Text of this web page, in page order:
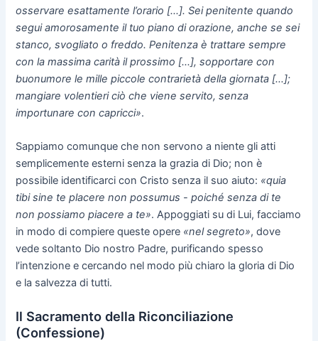
osservare esattamente l’orario [...]. Sei penitente quando
segui amorosamente il tuo piano di orazione, anche se sei
stanco, svogliato o freddo. Penitenza è trattare sempre
con la massima carità il prossimo [...], sopportare con
buonumore le mille piccole contrarietà della giornata [...];
mangiare volentieri ciò che viene servito, senza
importunare con capricci».
Sappiamo comunque che non servono a niente gli atti
semplicemente esterni senza la grazia di Dio; non è
possibile identificarci con Cristo senza il suo aiuto: «quia
tibi sine te placere non possumus - poiché senza di te
non possiamo piacere a te». Appoggiati su di Lui, facciamo
in modo di compiere queste opere «nel segreto», dove
vede soltanto Dio nostro Padre, purificando spesso
l’intenzione e cercando nel modo più chiaro la gloria di Dio
e la salvezza di tutti.
Il Sacramento della Riconciliazione
(Confessione)